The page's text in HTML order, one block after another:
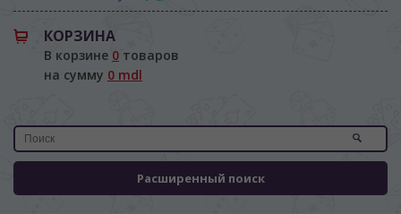
КОРЗИНА
В корзине 0 товаров
на сумму 0 mdl
Расширенный поиск